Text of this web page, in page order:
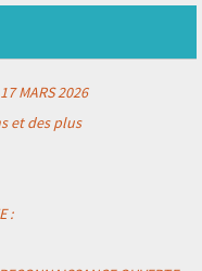
(et nourrissent) la
en compte et faire
où tant d’acteurs sont
MARS 2026
et des plus
: